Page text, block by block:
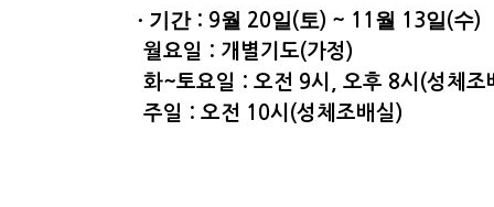
∙ 기간 : 9월 20일 (토) ~ 11 월 13일 (수)
월요일 : 개별기도(가정)
화~토요일 : 오전 9시, 오후 8시(성체조
주일 : 오전 10시(성체조배실)